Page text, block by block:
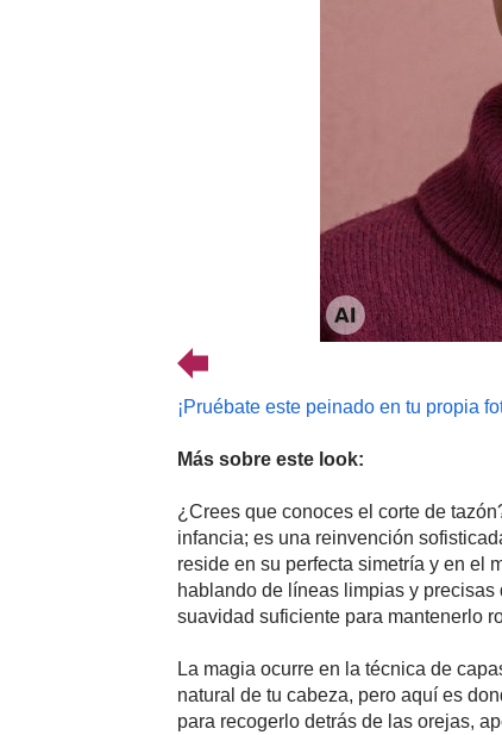
¡Pruébate este peinado en tu propia
Más sobre este look:
¿Crees que conoces el corte de
infancia; es una reinvención
reside en su perfecta simetría y en el
hablando de líneas limpias y
suavidad suficiente para mantenerlo
La magia ocurre en la técnica de
natural de tu cabeza, pero aquí es
para recogerlo detrás de las orejas,